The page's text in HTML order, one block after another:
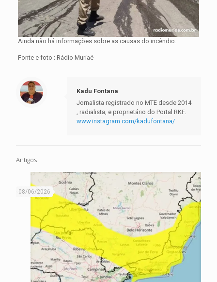
Ainda não há informações sobre as causas do incêndio.
Fonte e foto : Rádio Muriaé
Kadu Fontana
Jornalista registrado no MTE desde 2014
, radialista, e proprietário do Portal RKF.
www.instagram.com/kadufontana/
Antigos
08/06/2026